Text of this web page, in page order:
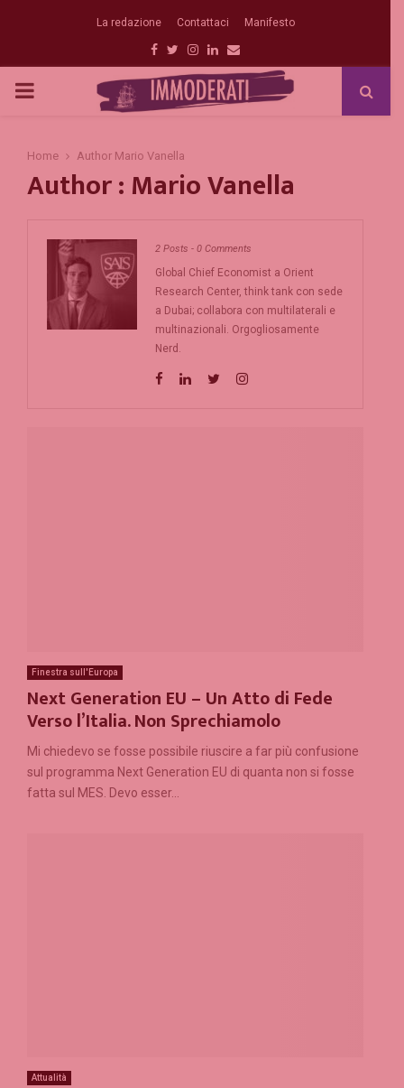
La redazione Contattaci Manifesto
Facebook
Twitter
Instagram
Linkedin
Email
PRIMARY
Home Author Mario Vanella
Author : Mario Vanella
2 Posts - 0 Comments
Global Chief Economist a Orient
Research Center, think tank con sede
a Dubai; collabora con multilaterali e
multinazionali. Orgogliosamente
Nerd.
Finestra sull'Europa
Next Generation EU – Un Atto di Fede
Verso l’Italia. Non Sprechiamolo
Mi chiedevo se fosse possibile riuscire a far più confusione
sul programma Next Generation EU di quanta non si fosse
fatta sul MES. Devo esser...
Attualità